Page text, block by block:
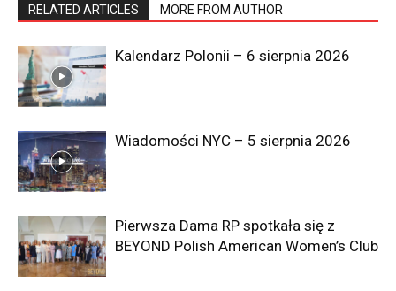
RELATED ARTICLES MORE FROM AUTHOR
Kalendarz Polonii – 6 sierpnia 2026
Wiadomości NYC – 5 sierpnia 2026
Pierwsza Dama RP spotkała się z
BEYOND Polish American Women’s Club